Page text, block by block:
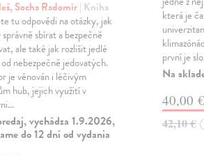
Socha Radomír| Kniha
tu odpovědi na otázky, jak
sbírat a bezpečně
ale také jak rozlišit jedlé
nebezpečně jedovatých.
je věnován i léčivým
hub, jejich využití v
vychádza 1.9.2026,
do 12 dní od vydania
která je
první je
Na
40,00
42,10 €